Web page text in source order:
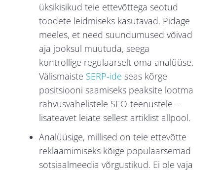
üksikisikud teie ettevõttega seotud
toodete leidmiseks kasutavad. Pidage
meeles, et need suundumused võivad
aja jooksul muutuda, seega
kontrollige regulaarselt oma analüüse.
Välismaiste SERP-ide seas kõrge
positsiooni saamiseks peaksite lootma
rahvusvahelistele SEO-teenustele –
lisateavet leiate sellest artiklist allpool.
Analüüsige, millised on teie ettevõtte
reklaamimiseks kõige populaarsemad
sotsiaalmeedia võrgustikud. Ei ole vaja